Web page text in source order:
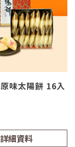
原味太陽餅 16入
詳細資料